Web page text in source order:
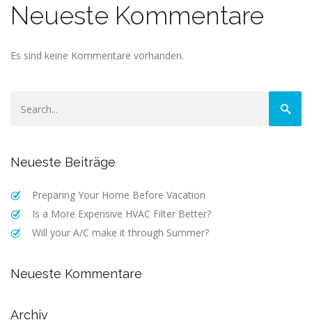
Neueste Kommentare
Es sind keine Kommentare vorhanden.
Neueste Beiträge
Preparing Your Home Before Vacation
Is a More Expensive HVAC Filter Better?
Will your A/C make it through Summer?
Neueste Kommentare
Archiv